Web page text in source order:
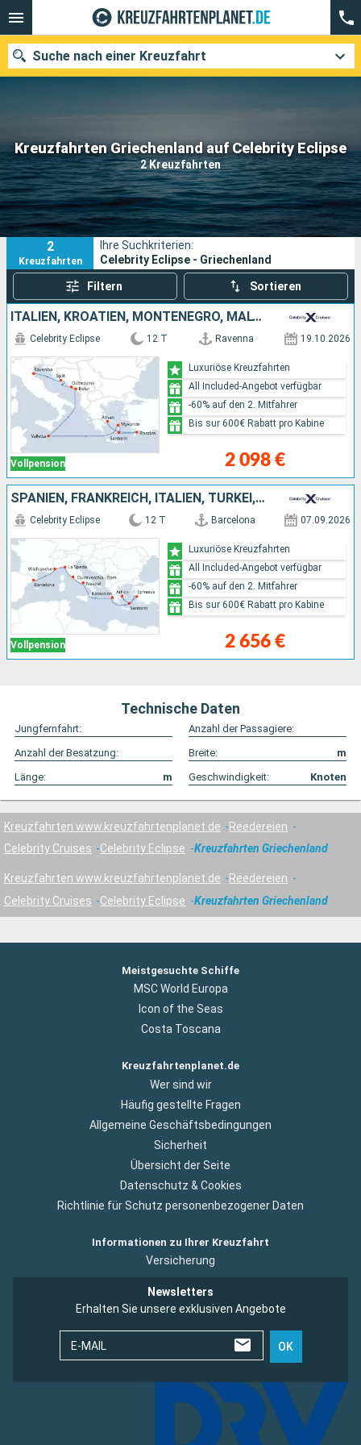
Kreuzfahrten Griechenland auf Celebrity Eclipse
2 Kreuzfahrten
Suche nach einer Kreuzfahrt
Unsere Ziele
Abfahrtsmonat
Häfen Reedereien
Suchen
2
Kreuzfahrten
Ihre Suchkriterien:
Celebrity Eclipse - Griechenland
Filtern Sortieren
ITALIEN, KROATIEN, MONTENEGRO, MALTA, GRIECHENLAND
Vollpension
Celebrity Eclipse 12 T Ravenna 19.10.2026
2 098 €
Luxuriöse Kreuzfahrten
All Included-Angebot verfügbar
-60% auf den 2. Mitfahrer
Bis sur 600€ Rabatt pro Kabine
SPANIEN, FRANKREICH, ITALIEN, TÜRKEI, GRIECHENLAND
Vollpension
Celebrity Eclipse 12 T Barcelona 07.09.2026
2 656 €
Luxuriöse Kreuzfahrten
All Included-Angebot verfügbar
-60% auf den 2. Mitfahrer
Bis sur 600€ Rabatt pro Kabine
Technische Daten
Jungfernfahrt:
Anzahl der Passagiere:
Anzahl der Besatzung:
Breite:
m
Länge:
m Geschwindigkeit: Knoten
Kreuzfahrten www.kreuzfahrtenplanet.de
Reedereien
Celebrity Cruises
Celebrity Eclipse Kreuzfahrten Griechenland
Kreuzfahrten www.kreuzfahrtenplanet.de
Reedereien
Celebrity Cruises
Celebrity Eclipse Kreuzfahrten Griechenland
Meistgesuchte Schiffe
MSC World Europa
Icon of the Seas
Costa Toscana
Kreuzfahrtenplanet.de
Wer sind wir
Häufig gestellte Fragen
Allgemeine Geschäftsbedingungen
Sicherheit
Übersicht der Seite
Datenschutz & Cookies
Richtlinie für Schutz personenbezogener Daten
Informationen zu Ihrer Kreuzfahrt
Versicherung
Newsletters
Erhalten Sie unsere exklusiven Angebote
E-MAIL OK